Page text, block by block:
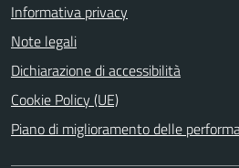
Informativa privacy
Note legali
Dichiarazione di accessibilità
Cookie Policy (UE)
Piano di miglioramento delle